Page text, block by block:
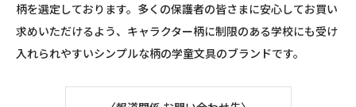
柄を選定しております。多くの保護者の皆さまに安心してお買い
求めいただけるよう、キャラクター柄に制限のある学校にも受け
入れられやすいシンプルな柄の学童文具のブランドです。